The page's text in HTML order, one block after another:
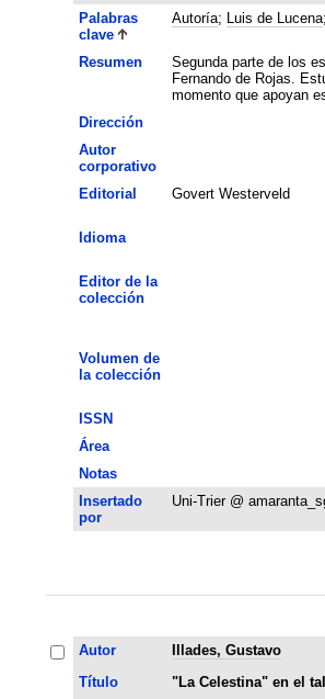
Palabras
clave
Autoría; Luis de Lucena;
Resumen
Segunda parte de los
Fernando de Rojas.
momento que apoyan
Dirección
Autor
corporativo
Editorial
Govert Westerveld
Idioma
Editor de la
colección
Volumen de
la colección
ISSN
Área
Notas
Insertado
por
Uni-Trier @
Autor
Illades, Gustavo
Título
"La Celestina" en el